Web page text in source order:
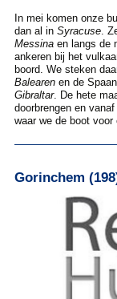
In mei komen onze
dan al in Syracuse.
Messinaen langs de
ankeren bij het
boord. We steken
Balearenen de
Gibraltar. De hete
doorbrengen en
waar we de boot
Gorinchem